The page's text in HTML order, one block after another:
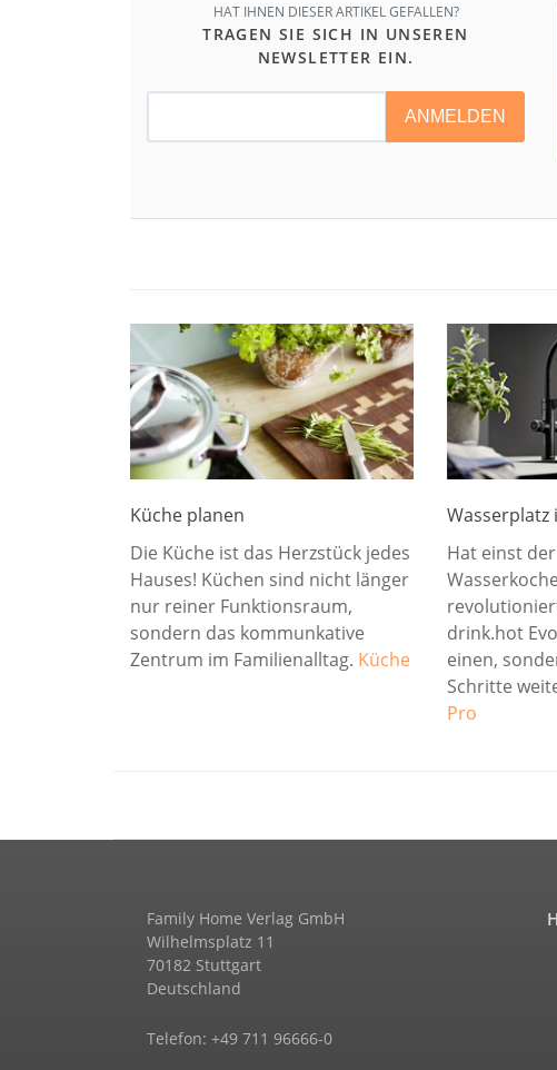
HAT IHNEN DIESER ARTIKEL GEFALLEN?
TRAGEN SIE SICH IN UNSEREN
NEWSLETTER EIN.
ANMELDEN
Küche planen
Die Küche ist das Herzstück jedes
Hauses! Küchen sind nicht länger
nur reiner Funktionsraum,
sondern das kommunkative
Zentrum im Familienalltag. Küche
Wasserplatz
Hat einst
drink.hot
einen,
Schritte
Pro
Family Home Verlag GmbH
Wilhelmsplatz 11
70182 Stuttgart
Deutschland
Telefon: +49 711 96666-0